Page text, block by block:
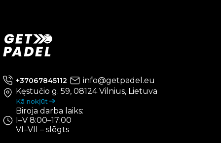
+37067845112
info@getpadel.eu
Kęstučio g. 59, 08124 Vilnius, Lietuva
Kā nokļūt
Biroja darba laiks:
I–V 8:00–17:00
VI–VII – slēgts